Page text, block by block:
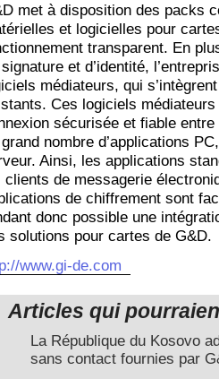
met à disposition des packs
et logicielles pour
transparent. En
et d’identité,
médiateurs, qui
Ces logiciels médiateurs
sécurisée et fiable
nombre d’applications
Ainsi, les applications
clients de messagerie
de chiffrement sont
donc possible une
solutions pour cartes de G&D.
www.gi-de.com
Articles qui
La République du Kosovo
sans contact fournies par